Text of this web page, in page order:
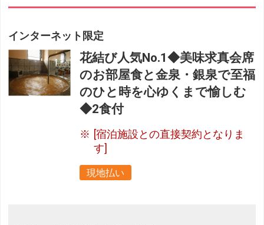
インターネット限定
花結び人気No.1◆美味求真会席
のお部屋食と金泉・銀泉で至福
のひと時を心ゆくまで愉しむ
◆2食付
[宿泊施設との直接契約となりま
す]
現地払い